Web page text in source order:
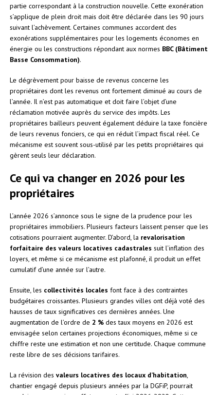
partie correspondant à la construction nouvelle. Cette exonération
s’applique de plein droit mais doit être déclarée dans les 90 jours
suivant l’achèvement. Certaines communes accordent des
exonérations supplémentaires pour les logements économes en
énergie ou les constructions répondant aux normes BBC (Bâtiment
Basse Consommation).
Le dégrèvement pour baisse de revenus concerne les
propriétaires dont les revenus ont fortement diminué au cours de
l’année. Il n’est pas automatique et doit faire l’objet d’une
réclamation motivée auprès du service des impôts. Les
propriétaires bailleurs peuvent également déduire la taxe foncière
de leurs revenus fonciers, ce qui en réduit l’impact fiscal réel. Ce
mécanisme est souvent sous-utilisé par les petits propriétaires qui
gèrent seuls leur déclaration.
Ce qui va changer en 2026 pour les
propriétaires
L’année 2026 s’annonce sous le signe de la prudence pour les
propriétaires immobiliers. Plusieurs facteurs laissent penser que les
cotisations pourraient augmenter. D’abord, la revalorisation
forfaitaire des valeurs locatives cadastrales suit l’inflation des
loyers, et même si ce mécanisme est plafonné, il produit un effet
cumulatif d’une année sur l’autre.
Ensuite, les collectivités locales font face à des contraintes
budgétaires croissantes. Plusieurs grandes villes ont déjà voté des
hausses de taux significatives ces dernières années. Une
augmentation de l’ordre de 2 % des taux moyens en 2026 est
envisagée selon certaines projections économiques, même si ce
chiffre reste une estimation et non une certitude. Chaque commune
reste libre de ses décisions tarifaires.
La révision des valeurs locatives des locaux d’habitation
chantier engagé depuis plusieurs années par la DGFiP, pourrait